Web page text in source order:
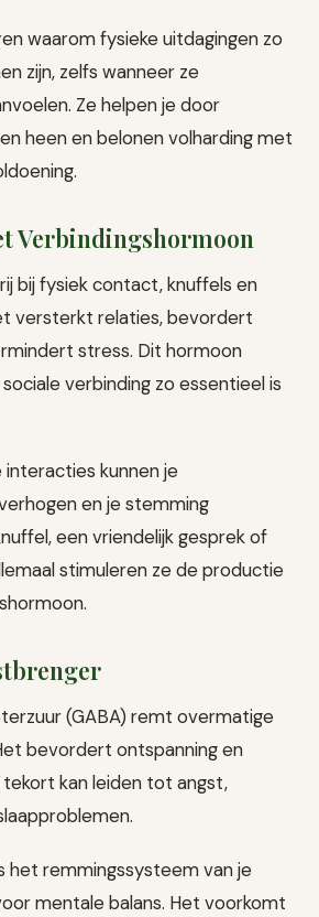
waarom fysieke uitdagingen zo
zijn, zelfs wanneer ze
Ze helpen je door
heen en belonen volharding met
Verbindingshormoon
bij fysiek contact, knuffels en
versterkt relaties, bevordert
stress. Dit hormoon
verbinding zo essentieel is
interacties kunnen je
en je stemming
een vriendelijk gesprek of
stimuleren ze de productie
(GABA) remt overmatige
bevordert ontspanning en
tekort kan leiden tot angst,
het remmingssysteem van je
mentale balans. Het voorkomt